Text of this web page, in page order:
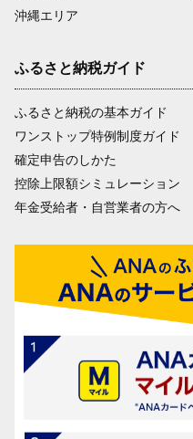
沖縄エリア
ふるさと納税ガイド
ふるさと納税の基本ガイド
ワンストップ特例制度ガイド
確定申告のしかた
控除上限額シミュレーション
年金受給者・自営業者の方へ